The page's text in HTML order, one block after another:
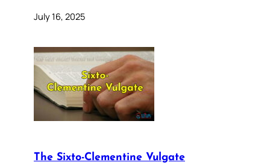
July 16, 2025
The Sixto-Clementine Vulgate